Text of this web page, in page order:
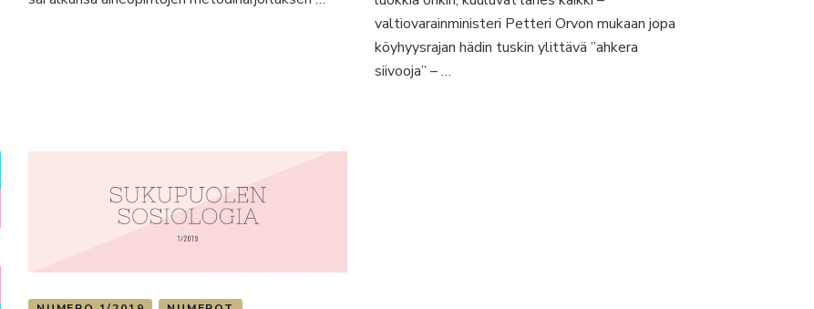
valtiovarainministeri Petteri Orvon mukaan jopa
köyhyysrajan hädin tuskin ylittävä ”ahkera
siivooja” – …